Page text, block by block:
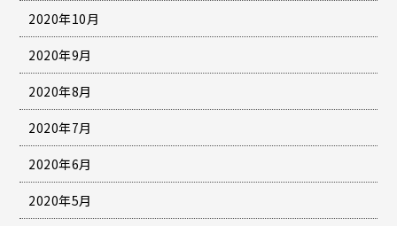
2020年10月
2020年9月
2020年8月
2020年7月
2020年6月
2020年5月